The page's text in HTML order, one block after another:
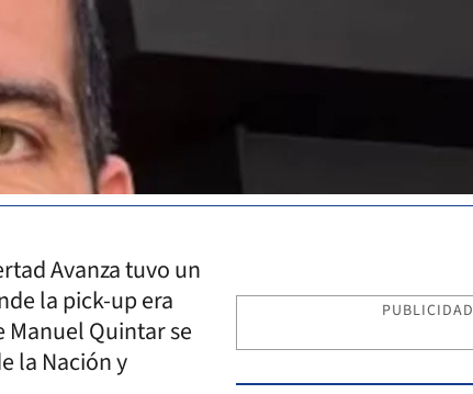
Avanza tuvo un
la pick-up era
Quintar se
la Nación y
PUBLICIDAD